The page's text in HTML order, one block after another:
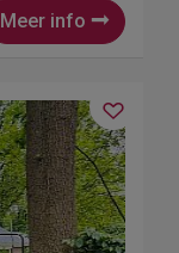
Meer info